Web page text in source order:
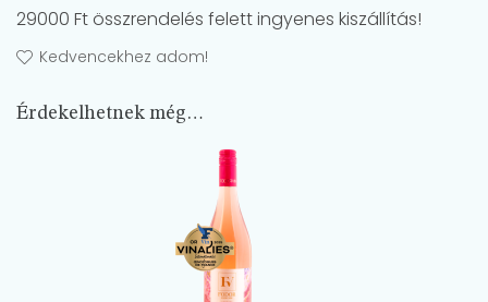
29000 Ft összrendelés felett ingyenes kiszállítás!
Kedvencekhez adom!
Érdekelhetnek még…